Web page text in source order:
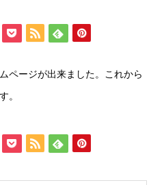
ページが出来ました。これから
。